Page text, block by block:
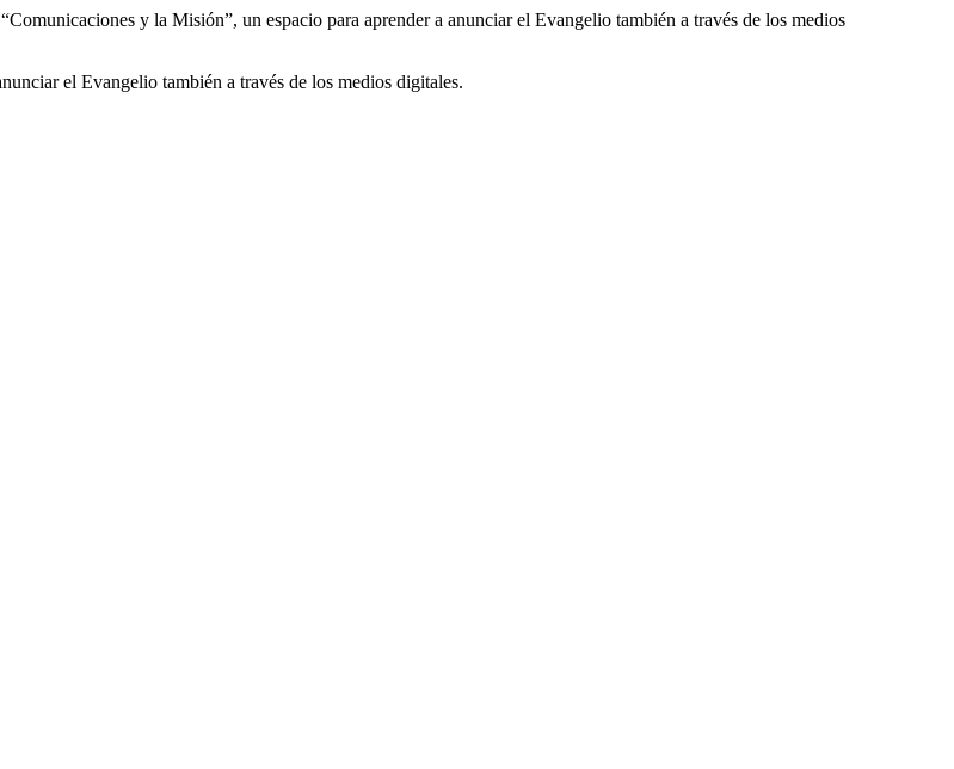
y la Misión”, un espacio para aprender a anunciar el Evangelio también a través de los medios
el Evangelio también a través de los medios digitales.